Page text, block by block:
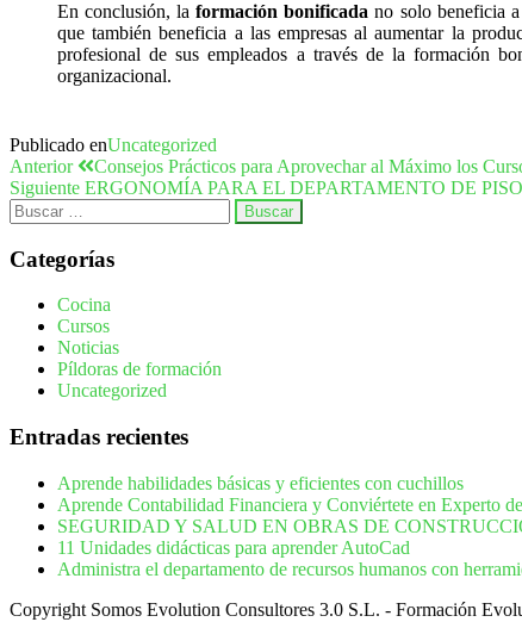
En conclusión, laformación bonificada no solo beneficia
que también beneficia a las empresas al aumentar la
profesional de sus empleados a través de la formación
organizacional.
Publicado enUncategorized
Anterior
Consejos Prácticos para Aprovechar al Máximo los
Siguiente ERGONOMÍA PARA EL DEPARTAMENTO DE
Categorías
Cocina
Cursos
Noticias
Píldoras de formación
Uncategorized
Entradas recientes
Aprende habilidades básicas y eficientes con cuchillos
Aprende Contabilidad Financiera y Conviértete en Experto
SEGURIDAD Y SALUD EN OBRAS DE
11 Unidades didácticas para aprender AutoCad
Administra el departamento de recursos humanos con
Copyright Somos Evolution Consultores 3.0 S.L. - Formación